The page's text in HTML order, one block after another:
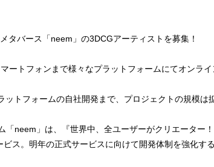
タバース「neem」の3DCGアーティストを募集！
ートフォンまで様々なプラットフォームにてオンラ
ットフォームの自社開発まで、プロジェクトの規模は
「neem」は、『世界中、全ユーザーがクリエーター
ス。明年の正式サービスに向けて開発体制を強化す